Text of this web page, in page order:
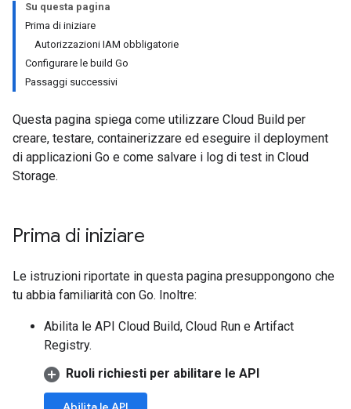
Su questa pagina
Prima di iniziare
Autorizzazioni IAM obbligatorie
Configurare le build Go
Passaggi successivi
Questa pagina spiega come utilizzare Cloud Build per
creare, testare, containerizzare ed eseguire il deployment
di applicazioni Go e come salvare i log di test in Cloud
Storage.
Prima di iniziare
Le istruzioni riportate in questa pagina presuppongono che
tu abbia familiarità con Go. Inoltre:
Abilita le API Cloud Build, Cloud Run e Artifact
Registry.
Ruoli richiesti per abilitare le API